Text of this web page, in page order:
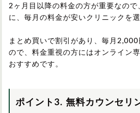
2ヶ月目以降の料金の方が重要なので
に、毎月の料金が安いクリニックを
まとめ買いで割引があり、毎月
ので、料金重視の方にはオンライン
おすすめです。
ポイント3. 無料カウンセリ